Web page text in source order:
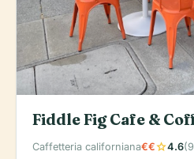
Fiddle Fig Cafe &
Caffetteria californiana€€star4.6